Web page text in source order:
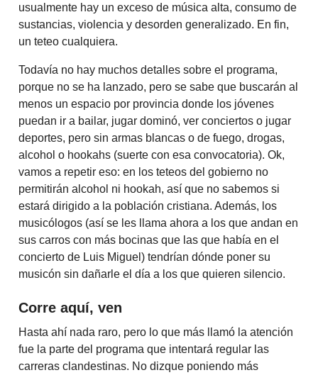
usualmente hay un exceso de música alta, consumo de
sustancias, violencia y desorden generalizado. En fin,
un teteo cualquiera.
Todavía no hay muchos detalles sobre el programa,
porque no se ha lanzado, pero se sabe que buscarán al
menos un espacio por provincia donde los jóvenes
puedan ir a bailar, jugar dominó, ver conciertos o jugar
deportes, pero sin armas blancas o de fuego, drogas,
alcohol o hookahs (suerte con esa convocatoria). Ok,
vamos a repetir eso: en los teteos del gobierno no
permitirán alcohol ni hookah, así que no sabemos si
estará dirigido a la población cristiana. Además, los
musicólogos (así se les llama ahora a los que andan en
sus carros con más bocinas que las que había en el
concierto de Luis Miguel) tendrían dónde poner su
musicón sin dañarle el día a los que quieren silencio.
Corre aquí, ven
Hasta ahí nada raro, pero lo que más llamó la atención
fue la parte del programa que intentará regular las
carreras clandestinas. No dizque poniendo más